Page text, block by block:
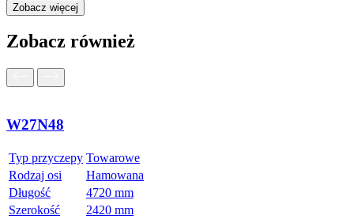
Zobacz więcej
Zobacz również
W27N48
Typ przyczepy Towarowe
Rodzaj osi
Hamowana
Długość
4720 mm
Szerokość
2420 mm